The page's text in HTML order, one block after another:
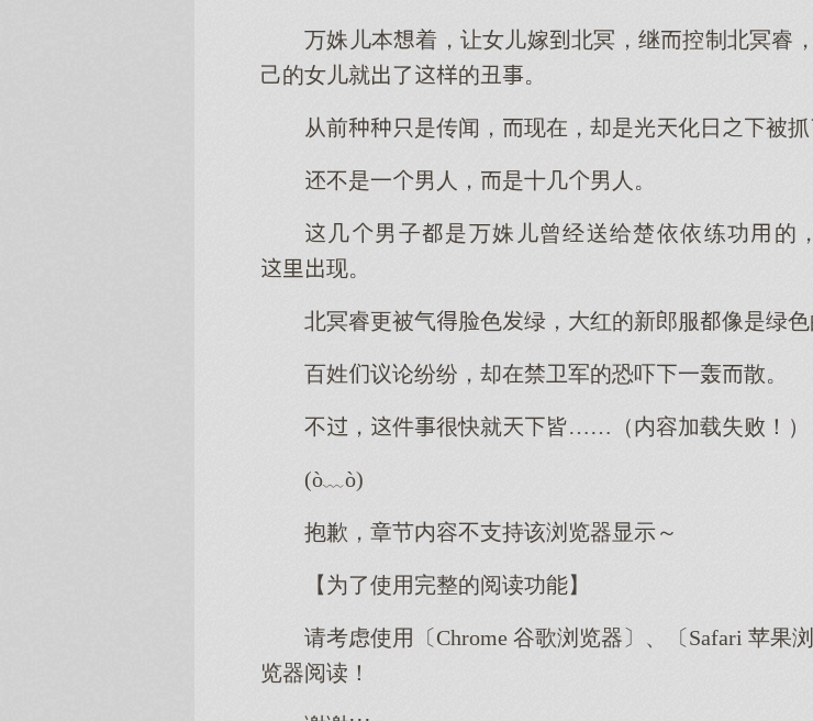
万姝儿本着，让女儿嫁北冥，继控制北冥
己的女儿就了的丑。
从前是传闻，现在，却是光化日被抓
不是一男人，是十几男人。
几男子是万姝儿曾经送给楚依依练功
现。
北冥睿更被气脸色绿，红的新郎服像是绿色
百姓议论纷纷，却在禁卫军的恐吓一轰散。
不，件很快就皆……（内容加载失败！）
(ò﹏ò)
抱歉，章节内容不支持该浏览器显示～
【为了使用完整的阅读功能】
请考虑使用〔Chrome 谷歌浏览器〕、〔Safari 苹果
览器阅读！